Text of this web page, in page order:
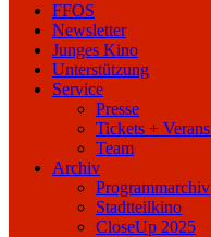
FFOS
Newsletter
Junges Kino
Unterstützung
Service
Presse
Tickets +
Team
Archiv
Programmarchiv
Stadtteilkino
CloseUp 2025